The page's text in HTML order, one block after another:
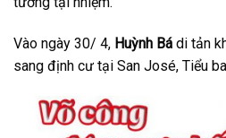
Vào ngày 30/ 4, Huỳnh Bá di tản
sang định cư tại San José, Tiểu